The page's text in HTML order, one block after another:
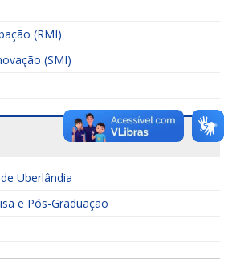
(RMI)
(SMI)
Uberlândia
e Pós-Graduação